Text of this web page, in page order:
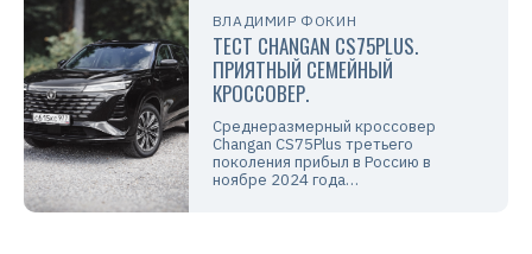
ВЛАДИМИР ФОКИН
ТЕСТ CHANGAN CS75PLUS.
ПРИЯТНЫЙ СЕМЕЙНЫЙ
КРОССОВЕР.
Среднеразмерный кроссовер
Changan CS75Plus третьего
поколения прибыл в Россию в
ноябре 2024 года…